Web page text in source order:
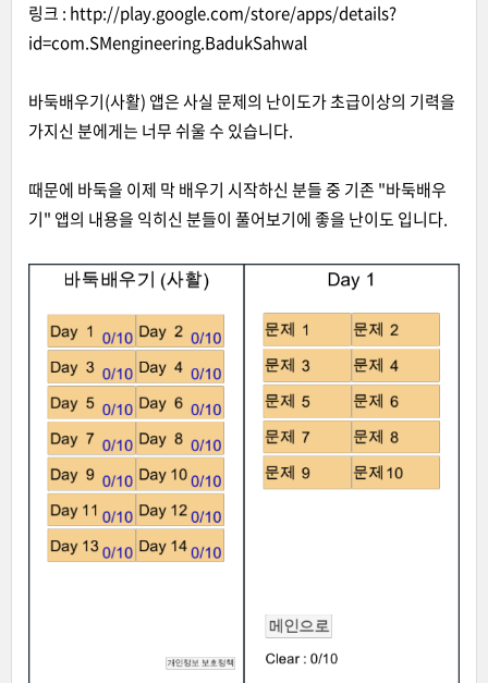
링크 : http://play.google.com/store/apps/details?
id=com.SMengineering.BadukSahwal
바둑배우기(사활) 앱은 사실 문제의 난이도가 초급이상의 기력을
가지신 분에게는 너무 쉬울 수 있습니다.
때문에 바둑을 이제 막 배우기 시작하신 분들 중 기존 "바둑배우
기" 앱의 내용을 익히신 분들이 풀어보기에 좋을 난이도 입니다.